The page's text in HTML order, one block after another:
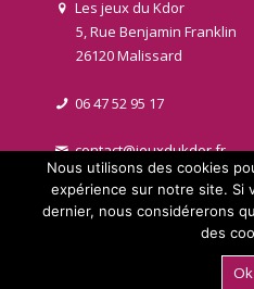
Les jeux du Kdor
5, Rue Benjamin Franklin
26120 Malissard
06 47 52 95 17
contact@jeuxdukdor.fr
© 2021 jeuxdukdor.fr | Réalisé
Nous utilisons des cookies
expérience sur notre site. Si
dernier, nous considérerons
des
Ok